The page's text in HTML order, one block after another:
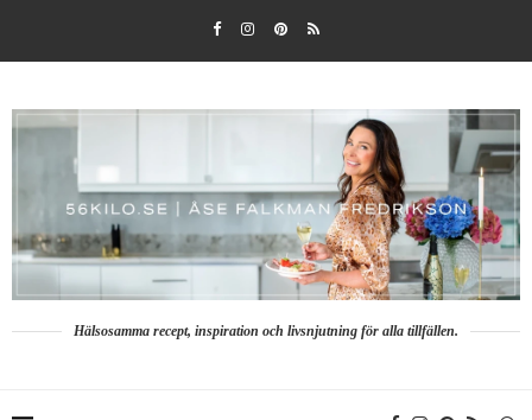
Hälsosamma recept, inspiration och livsnjutning för alla tillfällen.